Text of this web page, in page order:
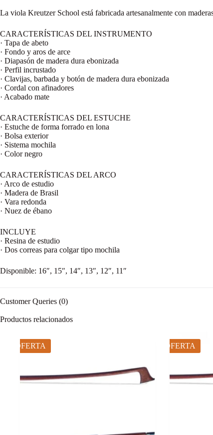
La viola Kreutzer School está fabricada artesanalmente con
CARACTERÍSTICAS DEL INSTRUMENTO
· Tapa de abeto
· Fondo y aros de arce
· Diapasón de madera dura ebonizada
· Perfil incrustado
· Clavijas, barbada y botón de madera dura ebonizada
· Cordal con afinadores
· Acabado mate
CARACTERÍSTICAS DEL ESTUCHE
· Estuche de forma forrado en lona
· Bolsa exterior
· Sistema mochila
· Color negro
CARACTERÍSTICAS DEL ARCO
· Arco de estudio
· Madera de Brasil
· Vara redonda
· Nuez de ébano
INCLUYE
· Resina de estudio
· Dos correas para colgar tipo mochila
Disponible: 16″, 15″, 14″, 13″, 12″, 11″
Customer Queries (0)
Productos relacionados
OFERTA OFERTA